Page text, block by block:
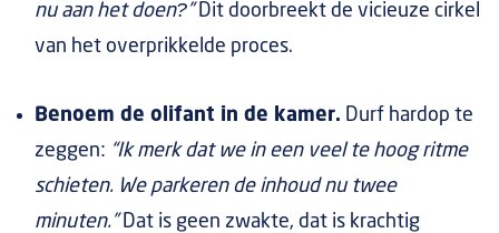
nu aan het doen?”Dit doorbreekt de vicieuze cirkel
van het overprikkelde proces.
Benoem de olifant in de kamer. Durf hardop te
zeggen: “Ik merk dat we in een veel te hoog ritme
schieten. We parkeren de inhoud nu twee
minuten.”Dat is geen zwakte, dat is krachtig